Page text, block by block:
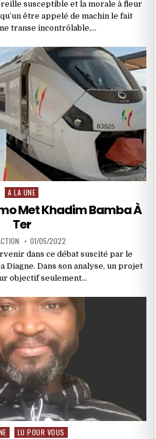
susceptible et la morale à fleur
être appelé de machin le fait
transe incontrôlable,…
Posted
A LA UNE
Met Khadim Bamba À
Ter
01/05/2022
dans ce débat suscité par le
Diagne. Dans son analyse, un projet
objectif seulement…
LU POUR VOUS